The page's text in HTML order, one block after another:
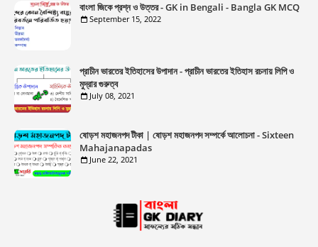
বাংলা জিকে প্রশ্ন ও উত্তর - GK in Bengali - Bangla GK MCQ
September 15, 2022
প্রাচীন ভারতের ইতিহাসের উপাদান - প্রাচীন ভারতের ইতিহাস রচনায় লিপি ও
মুদ্রার গুরুত্ব
July 08, 2021
ষোড়শ মহাজনপদ টীকা | ষোড়শ মহাজনপদ সম্পর্কে আলোচনা - Sixteen
Mahajanapadas
June 22, 2021